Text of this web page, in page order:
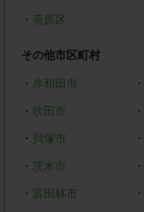
・ 美原区
その他市区町村
・ 岸和田市 ・
・ 吹田市 ・
・ 貝塚市 ・
・ 茨木市 ・
・ 富田林市 ・